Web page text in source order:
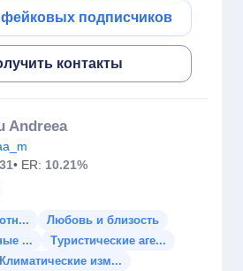
подписчиков
контакты
Andreea
• ER: 10.21%
Любовь и близость
...
Туристические аге...
Климатические изм...